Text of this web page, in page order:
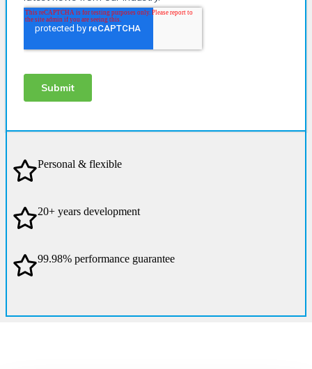
Personal & flexible
20+ years development
99.98% performance guarantee